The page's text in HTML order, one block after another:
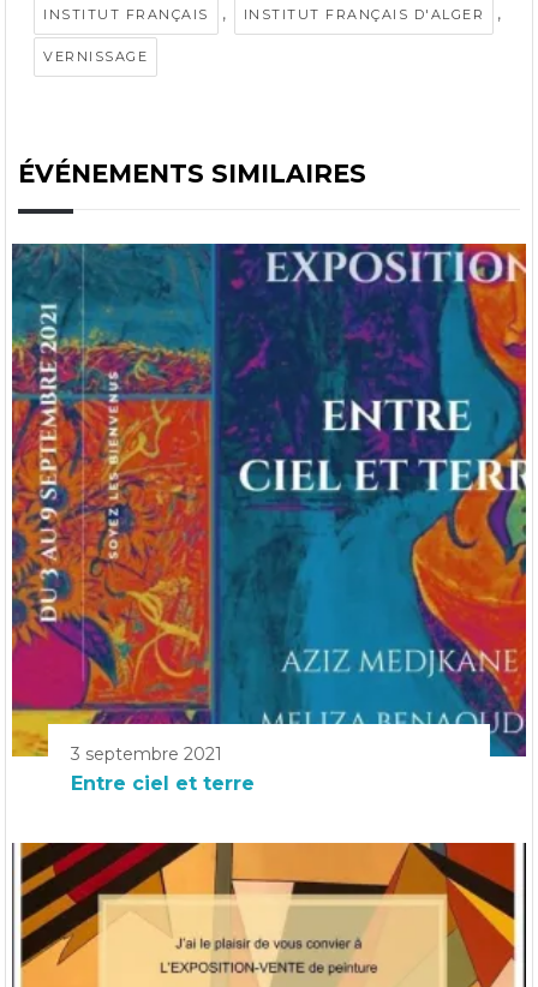
INSTITUT FRANÇAIS , INSTITUT FRANÇAIS D'ALGER ,
VERNISSAGE
ÉVÉNEMENTS SIMILAIRES
3 septembre 2021
Entre ciel et terre